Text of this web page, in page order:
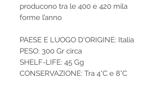
producono tra le 400 e 420 mila
forme l’anno
PAESE E LUOGO D'ORIGINE: Italia
PESO: 300 Gr circa
SHELF-LIFE: 45 Gg
CONSERVAZIONE: Tra 4°C e 8°C